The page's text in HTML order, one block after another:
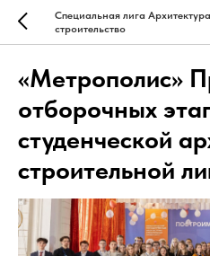
Специальная лига
строительство
«Метрополис»
отборочных
студенческой
строительной